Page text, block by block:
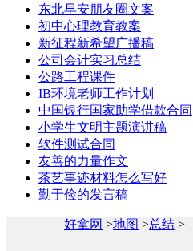
东北早安朋友圈文案
初中心理教育教案
新征程新希望广播稿
公司会计实习总结
公路工程课件
IB环境老师工作计划
中国银行国家助学借款合同
小学生文明主题演讲稿
软件测试合同
友善的力量作文
茶艺事迹材料怎么写好
勤于俭的发言稿
好拿网 >地图 >总结 >